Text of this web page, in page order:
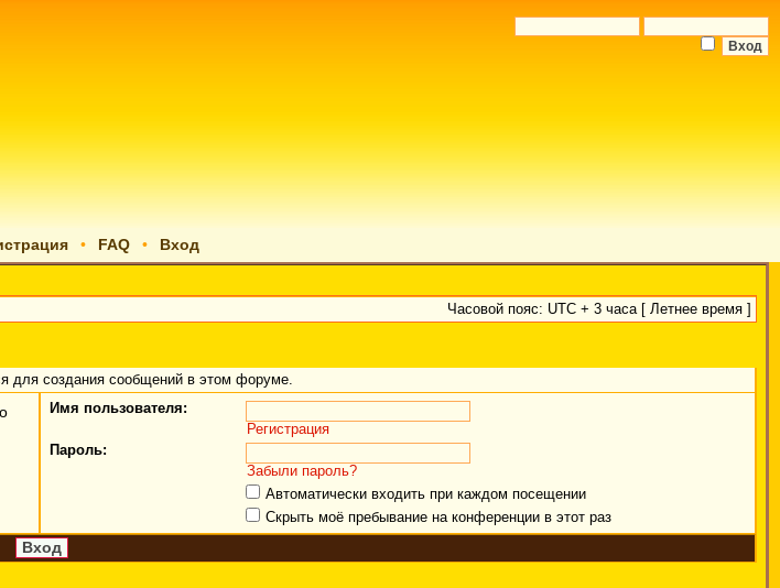
• FAQ • Вход
Часовой пояс: UTC + 3 часа [ Летнее время ]
для создания сообщений в этом форуме.
Имя пользователя:
Регистрация
Пароль:
Забыли пароль?
Автоматически входить при каждом посещении
Скрыть моё пребывание на конференции в этот раз